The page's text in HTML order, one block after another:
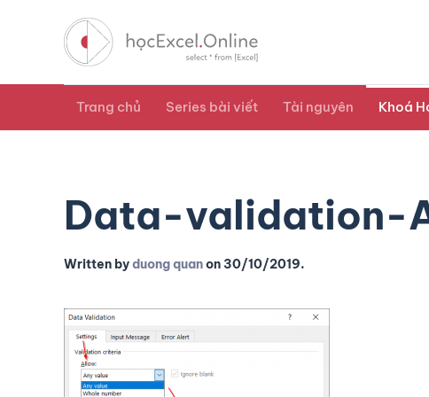
Trang chủ Series bài viết Tài nguyên Khoá
Data-validation-
Written byduong quanon 30/10/2019.